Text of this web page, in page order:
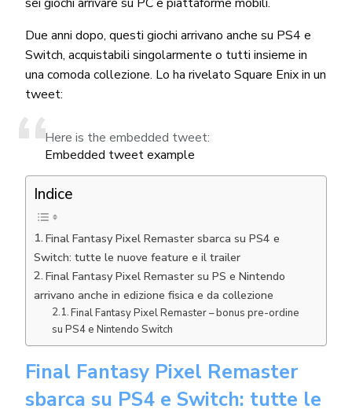
Due anni dopo, questi giochi arrivano anche su PS4 e
Switch, acquistabili singolarmente o tutti insieme in
una comoda collezione. Lo ha rivelato Square Enix in un
tweet:
Here is the embedded tweet:
Embedded tweet example
Indice
Final Fantasy Pixel Remaster sbarca su PS4 e
Switch: tutte le nuove feature e il trailer
Final Fantasy Pixel Remaster su PS e Nintendo
arrivano anche in edizione fisica e da collezione
Final Fantasy Pixel Remaster – bonus pre-ordine
su PS4 e Nintendo Switch
Final Fantasy Pixel Remaster
sbarca su PS4 e Switch: tutte le